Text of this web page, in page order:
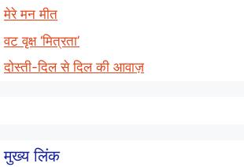
मेरे मन मीत
वट वृक्ष ‘मित्रता’
दोस्ती-दिल से दिल की आवाज़
मुख्य लिंक